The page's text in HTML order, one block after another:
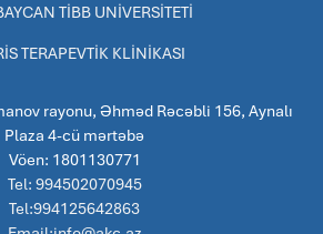
TİBB UNİVERSİTETİ
TERAPEVTİK KLİNİKASI
rayonu, Əhməd Rəcəbli 156, Aynalı
Plaza 4-cü mərtəbə
Vöen: 1801130771
Tel: 994502070945
Tel:994125642863